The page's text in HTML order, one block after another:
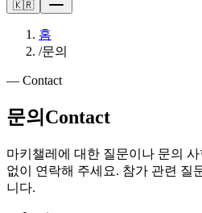
🇰🇷
홈
/문의
— Contact
문의 Contact
마키챌레에 대한 질문이나 문의
없이 연락해 주세요. 참가 관련 질
니다.